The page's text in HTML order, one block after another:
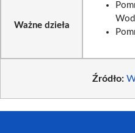
Ważne dzieła
Źródło: